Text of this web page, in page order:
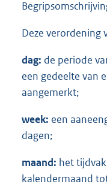
Deze verordening
dag: de periode
een gedeelte van
aangemerkt;
week: een
dagen;
maand: het
kalendermaand